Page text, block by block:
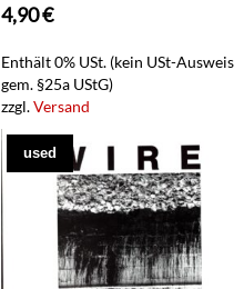
4,90€
Enthält 0% USt. (kein USt-Ausweis
gem. §25a UStG)
zzgl.Versand
used